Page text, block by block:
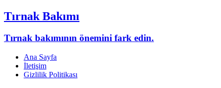
Tırnak Bakımı
Tırnak bakımının önemini fark edin.
Ana Sayfa
İletişim
Gizlilik Politikası